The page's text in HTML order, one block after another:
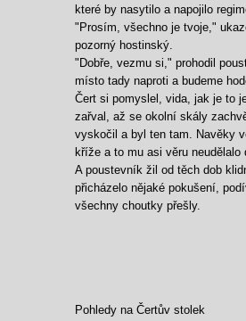
které by nasytilo a napojilo
"Prosím, všechno je tvoje,"
pozorný hostinský.
"Dobře, vezmu si," prohodil
místo tady naproti a budeme
Čert si pomyslel, vida, jak je to
zařval, až se okolní skály
vyskočil a byl ten tam. Navěky
kříže a to mu asi věru neudělalo
A poustevník žil od těch dob
přicházelo nějaké pokušení,
všechny choutky přešly.
Pohledy na Čertův stolek